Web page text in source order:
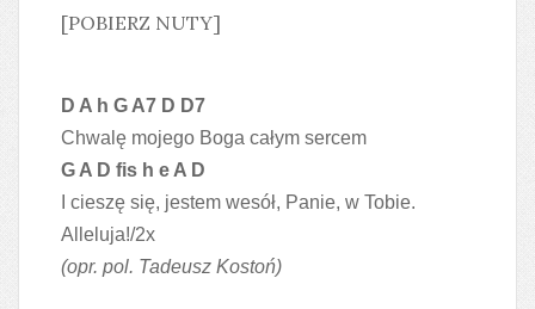
[POBIERZ NUTY]
D A h G A7 D D7
Chwalę mojego Boga całym sercem
G A D fis h e A D
I cieszę się, jestem wesół, Panie, w Tobie.
Alleluja!/2x
(opr. pol. Tadeusz Kostoń)